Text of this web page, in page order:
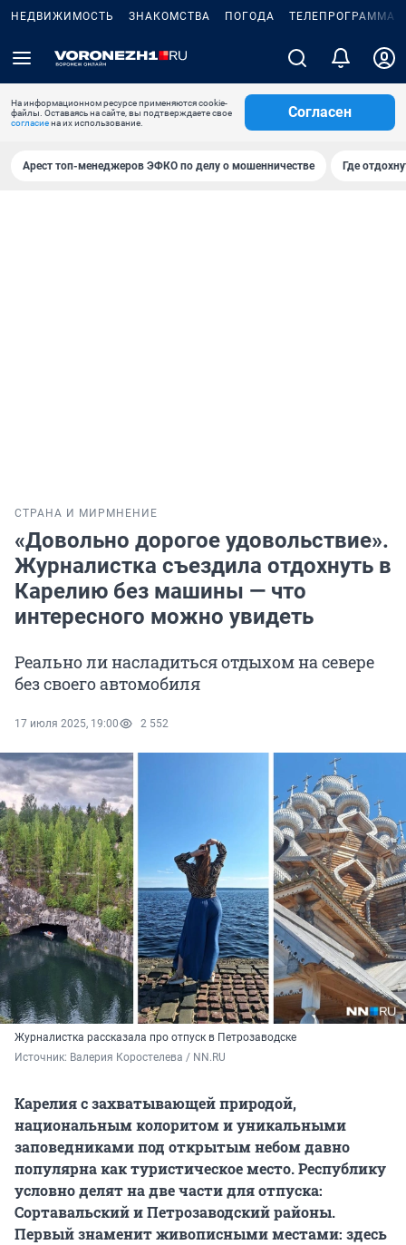
НЕДВИЖИМОСТЬ ЗНАКОМСТВА ПОГОДА ТЕЛЕПРОГРАММА
На информационном ресурсе применяются cookie-
файлы. Оставаясь на сайте, вы подтверждаете свое
согласиена их использование.
Согласен
Арест топ-менеджеров ЭФКО по делу о мошенничестве Где
СТРАНА И МИР МНЕНИЕ
«Довольно дорогое удовольствие».
Журналистка съездила отдохнуть в
Карелию без машины — что
интересного можно увидеть
Реально ли насладиться отдыхом на севере
без своего автомобиля
17 июля 2025, 19:00 2 552
Журналистка рассказала про отпуск в Петрозаводске
Источник: Валерия Коростелева / NN.RU
Карелия с захватывающей природой,
национальным колоритом и уникальными
заповедниками под открытым небом давно
популярна как туристическое место. Республику
условно делят на две части для отпуска:
Сортавальский и Петрозаводский районы.
Первый знаменит живописными местами: здесь